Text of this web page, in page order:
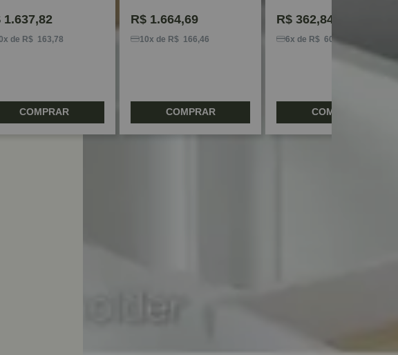
1.637,82
de R$ 163,78
COMPRAR
R$ 1.664,69
10x de R$ 166,46
COMPRAR
R$ 362,84
6x de R$ 60,47
COMPRAR